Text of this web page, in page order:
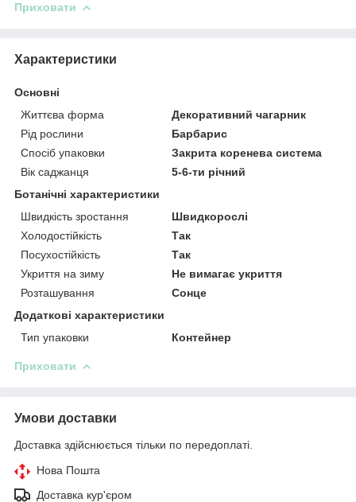
Приховати
Характеристики
Основні
Життєва форма
Декоративний чагарник
Рід рослини
Барбарис
Спосіб упаковки
Закрита коренева система
Вік саджанця
5-6-ти річний
Ботанічні характеристики
Швидкість зростання
Швидкорослі
Холодостійкість
Так
Посухостійкість
Так
Укриття на зиму
Не вимагає укриття
Розташування
Сонце
Додаткові характеристики
Тип упаковки
Контейнер
Приховати
Умови доставки
Доставка здійснюється тільки по передоплаті.
Нова Пошта
Доставка кур'єром